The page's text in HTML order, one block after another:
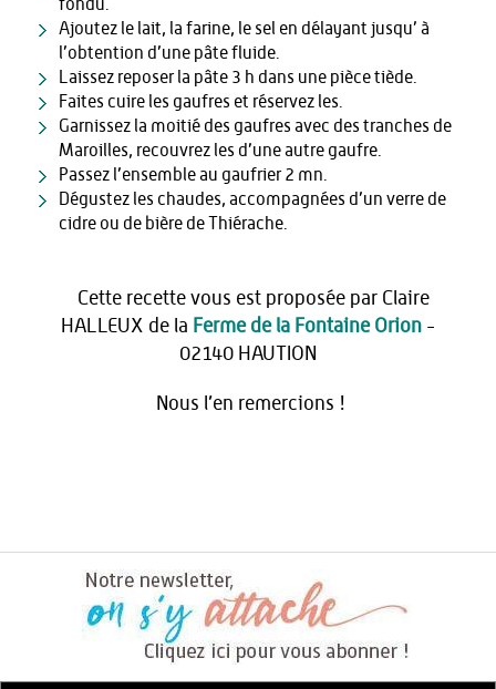
fondu.
Ajoutez le lait, la farine, le sel en délayant jusqu’ à
l’obtention d’une pâte fluide.
Laissez reposer la pâte 3 h dans une pièce tiède.
Faites cuire les gaufres et réservez les.
Garnissez la moitié des gaufres avec des tranches de
Maroilles, recouvrez les d’une autre gaufre.
Passez l’ensemble au gaufrier 2 mn.
Dégustez les chaudes, accompagnées d’un verre de
cidre ou de bière de Thiérache.
Cette recette vous est proposée par Claire
HALLEUX de la Ferme de la Fontaine Orion -
02140 HAUTION
Nous l’en remercions !